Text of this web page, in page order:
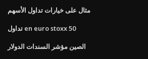
مثال على خيارات تداول الأسهم
تداول en euro stoxx 50
الصين مؤشر السندات الدولار